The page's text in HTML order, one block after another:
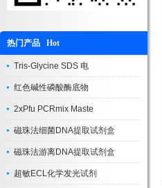
热门产品 Hot
Tris-Glycine SDS 电
红色碱性磷酸酶底物
2xPfu PCRmix Maste
磁珠法细菌DNA提取试剂盒
磁珠法游离DNA提取试剂盒
超敏ECL化学发光试剂